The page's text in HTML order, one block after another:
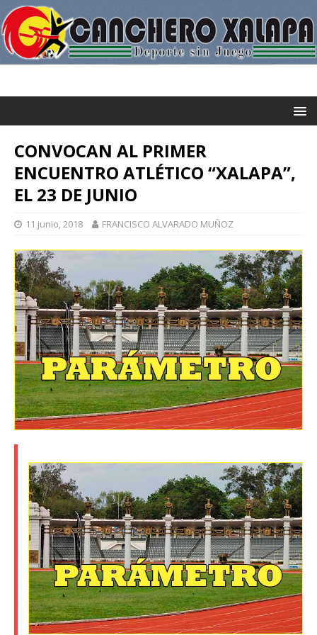
CONVOCAN AL PRIMER
ENCUENTRO ATLÉTICO “XALAPA”,
EL 23 DE JUNIO
11 junio, 2018 FRANCISCO ALVARADO MUÑOZ